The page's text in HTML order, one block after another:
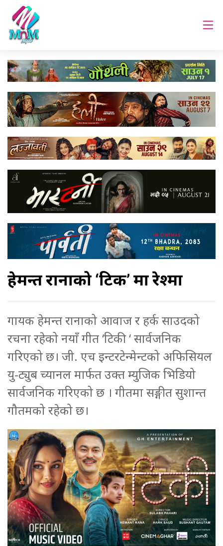
हेमन्त रानाको ‘टिकी’ मा रेश्मा
गायक हेमन्त रानाको आवाज र हर्क साउदको
रचना रहेको नयाँ गीत ‘टिकी ‘ सार्वजनिक
गरिएको छ। जी. एच इन्टरटेन्मेन्टको अफिसियल
यु-ट्युब च्यानल मार्फत उक्त म्युजिक भिडियो
सार्वजनिक गरिएको छ । गीतमा सङ्गीत सुशान्त
गौतमको रहेको छ।